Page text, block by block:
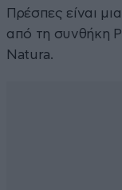
Πρέσπες είναι
από τη συνθήκη
Natura.